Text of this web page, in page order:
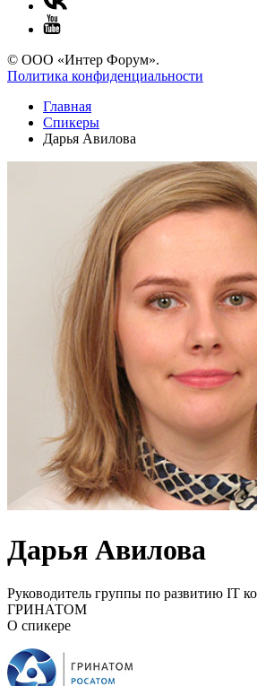
© ООО «Интер Форум».
Политика конфиденциальности
Главная
Спикеры
Дарья Авилова
Дарья Авилова
Руководитель группы по развитию IT
ГРИНАТОМ
О спикере